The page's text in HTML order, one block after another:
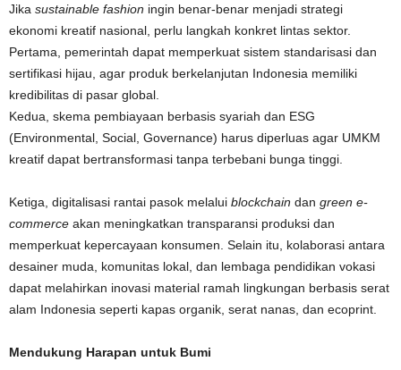
Jika sustainable fashion ingin benar-benar menjadi strategi
ekonomi kreatif nasional, perlu langkah konkret lintas sektor.
Pertama, pemerintah dapat memperkuat sistem standarisasi dan
sertifikasi hijau, agar produk berkelanjutan Indonesia memiliki
kredibilitas di pasar global.
Kedua, skema pembiayaan berbasis syariah dan ESG
(Environmental, Social, Governance) harus diperluas agar UMKM
kreatif dapat bertransformasi tanpa terbebani bunga tinggi.
Ketiga, digitalisasi rantai pasok melalui blockchain dan green e-
commerce akan meningkatkan transparansi produksi dan
memperkuat kepercayaan konsumen. Selain itu, kolaborasi antara
desainer muda, komunitas lokal, dan lembaga pendidikan vokasi
dapat melahirkan inovasi material ramah lingkungan berbasis serat
alam Indonesia seperti kapas organik, serat nanas, dan ecoprint.
Mendukung Harapan untuk Bumi